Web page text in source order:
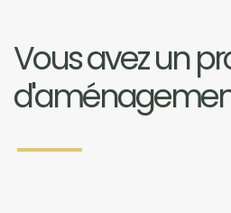
Vous avez un